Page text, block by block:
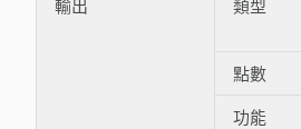
點數
功能